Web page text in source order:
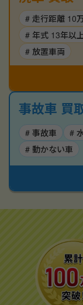
# 走行距離 10
# 年式 13年以
# 放置車両
事故車 買
# 事故車
#
# 動かない車